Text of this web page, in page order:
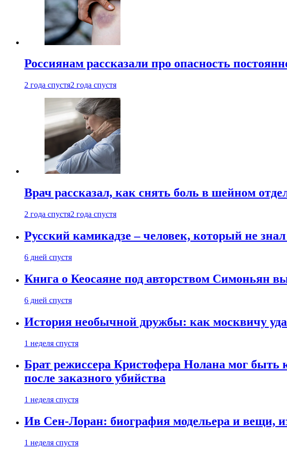
Россиянам рассказали про опасность
2 года спустя2 года спустя
Врач рассказал, как снять боль в шейном
2 года спустя2 года спустя
Русский камикадзе – человек, который не
6 дней спустя
Книга о Кеосаяне под авторством Симоньян
6 дней спустя
История необычной дружбы: как москвичу
1 неделя спустя
Брат режиссера Кристофера Нолана мог
после заказного убийства
1 неделя спустя
Ив Сен-Лоран: биография модельера и вещи,
1 неделя спустя